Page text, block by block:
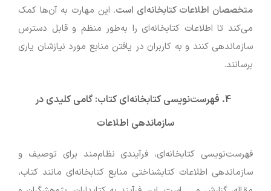
متخصصان اطلاعات کتابخانه‌ای است. این مهارت به آن‌ها کمک
می‌کند تا اطلاعات کتابخانه‌ای را به‌طور منظم و قابل دسترس
سازماندهی کنند و به کاربران در یافتن منابع مورد نیازشان یاری
برسانند.
4. فهرست‌نویسی کتابخانه‌ای کتاب: گامی کلیدی در
سازماندهی اطلاعات
فهرست‌نویسی کتابخانه‌ای، فرآیندی نظام‌مند برای توصیف و
سازماندهی اطلاعات کتابشناختی منابع کتابخانه‌ای مانند کتاب،